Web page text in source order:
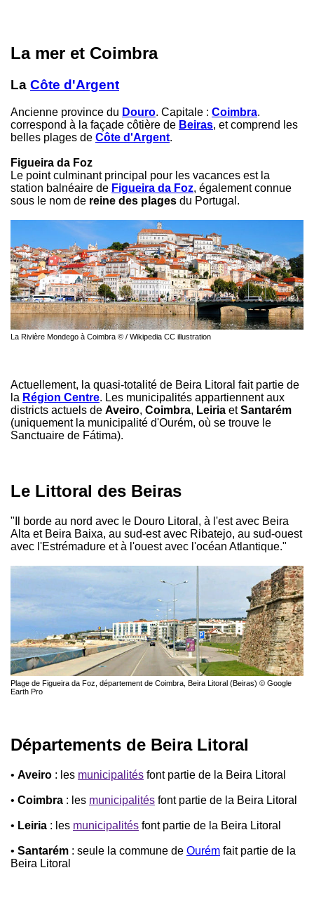
La mer et Coimbra
La Côte d'Argent
Ancienne province du Douro. Capitale : Coimbra.
correspond à la façade côtière de Beiras, et comprend les
belles plages de Côte d'Argent.
Figueira da Foz
Le point culminant principal pour les vacances est la
station balnéaire de Figueira da Foz, également connue
sous le nom de reine des plages du Portugal.
La Rivière Mondego à Coimbra © / Wikipedia CC illustration
Actuellement, la quasi-totalité de Beira Litoral fait partie de
la Région Centre. Les municipalités appartiennent aux
districts actuels de Aveiro, Coimbra, Leiria etSantarém
(uniquement la municipalité d'Ourém, où se trouve le
Sanctuaire de Fátima).
Le Littoral des Beiras
"Il borde au nord avec le Douro Litoral, à l'est avec Beira
Alta et Beira Baixa, au sud-est avec Ribatejo, au sud-ouest
avec l'Estrémadure et à l'ouest avec l'océan Atlantique."
Plage de Figueira da Foz, département de Coimbra, Beira Litoral (Beiras) © Google
Earth Pro
Départements de Beira Litoral
• Aveiro : les municipalités font partie de la Beira Litoral
• Coimbra : les municipalités font partie de la Beira Litoral
• Leiria : les municipalités font partie de la Beira Litoral
• Santarém : seule la commune de Ourém fait partie de la
Beira Litoral